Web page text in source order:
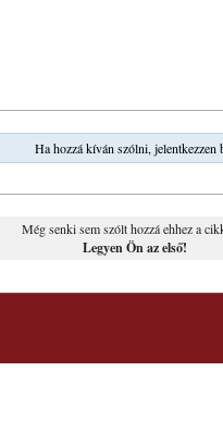
Ha hozzá kíván szólni, jelentkezzen
Még senki sem szólt hozzá ehhez a
Legyen Ön az első!